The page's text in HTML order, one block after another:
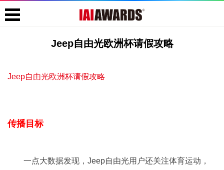
Jeep自由光欧洲杯请假攻略
Jeep自由光欧洲杯请假攻略
传播目标
一点大数据发现，Jeep自由光用户还关注体育运动，